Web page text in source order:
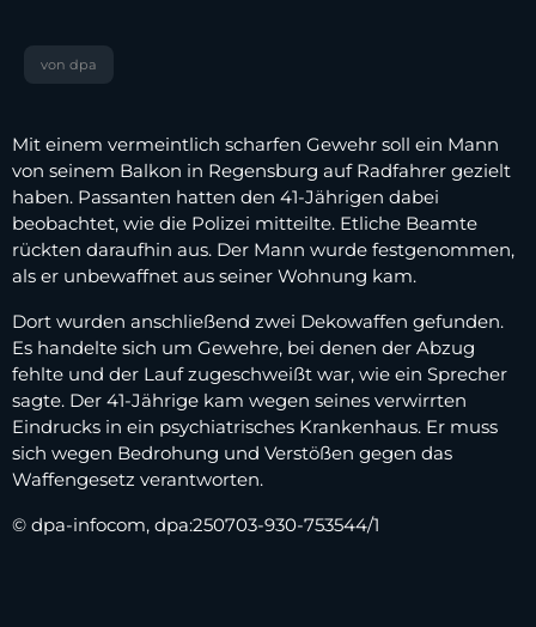
von dpa
Mit einem vermeintlich scharfen Gewehr soll ein Mann
von seinem Balkon in Regensburg auf Radfahrer gezielt
haben. Passanten hatten den 41-Jährigen dabei
beobachtet, wie die Polizei mitteilte. Etliche Beamte
rückten daraufhin aus. Der Mann wurde festgenommen,
als er unbewaffnet aus seiner Wohnung kam.
Dort wurden anschließend zwei Dekowaffen gefunden.
Es handelte sich um Gewehre, bei denen der Abzug
fehlte und der Lauf zugeschweißt war, wie ein Sprecher
sagte. Der 41-Jährige kam wegen seines verwirrten
Eindrucks in ein psychiatrisches Krankenhaus. Er muss
sich wegen Bedrohung und Verstößen gegen das
Waffengesetz verantworten.
© dpa-infocom, dpa:250703-930-753544/1